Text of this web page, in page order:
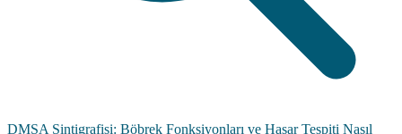
DMSA Sintigrafisi: Böbrek Fonksiyonları ve Hasar Tespiti Nasıl